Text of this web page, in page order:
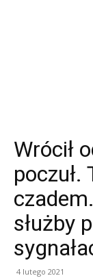
Wrócił
poczuł.
służby
4 lutego 2021